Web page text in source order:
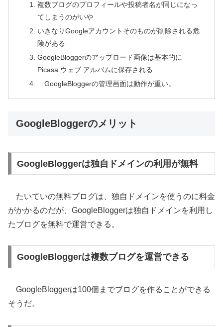
複数ブログのプロフィールや投稿者名が同じになっ
てしまうのがいや
いきなりGoogleアカウントそのものが削除される危
険がある
GoogleBloggerのアップロード画像は基本的に
Picasa ウェブ アルバムに保存される
GoogleBloggerの管理画面は動作が重い。
GoogleBloggerのメリット
GoogleBloggerは独自ドメインの利用が無料
たいていの無料ブログは、独自ドメインを使うのに料金
がかかるのだが、GoogleBloggerは独自ドメインを利用し
たブログを無料で運営できる。
GoogleBloggerは複数ブログを運営できる
GoogleBloggerは100個までブログを作ることができる
そうだ。